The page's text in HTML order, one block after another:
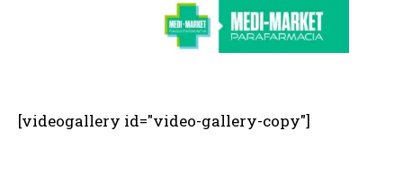
[videogallery id="video-gallery-copy"]